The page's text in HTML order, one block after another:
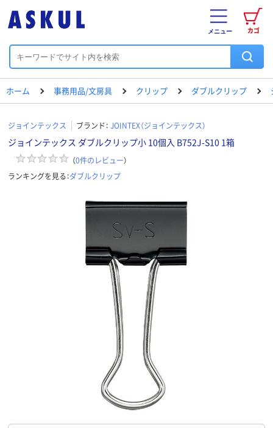
カゴ
メニュー
ホーム 事務用品/文房具 クリップ ダブルクリップ
ジョインテックス ブランド： JOINTEX（ジョインテックス）
ジョインテックス ダブルクリップ小 10個入 B752J-S10 1箱
（0件のレビュー）
ランキングを見る：ダブルクリップ